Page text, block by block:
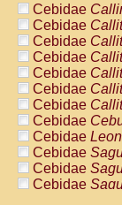
Cebidae
Cebidae
Cebidae
Cebidae
Cebidae
Cebidae
Cebidae
Cebidae
Cebidae
Cebidae
Cebidae
Cebidae